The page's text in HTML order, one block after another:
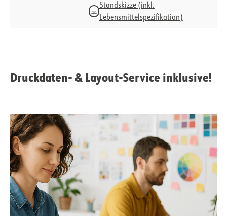
Standskizze (inkl.
Lebensmittelspezifikation)
Druckdaten- & Layout-Service inklusive!